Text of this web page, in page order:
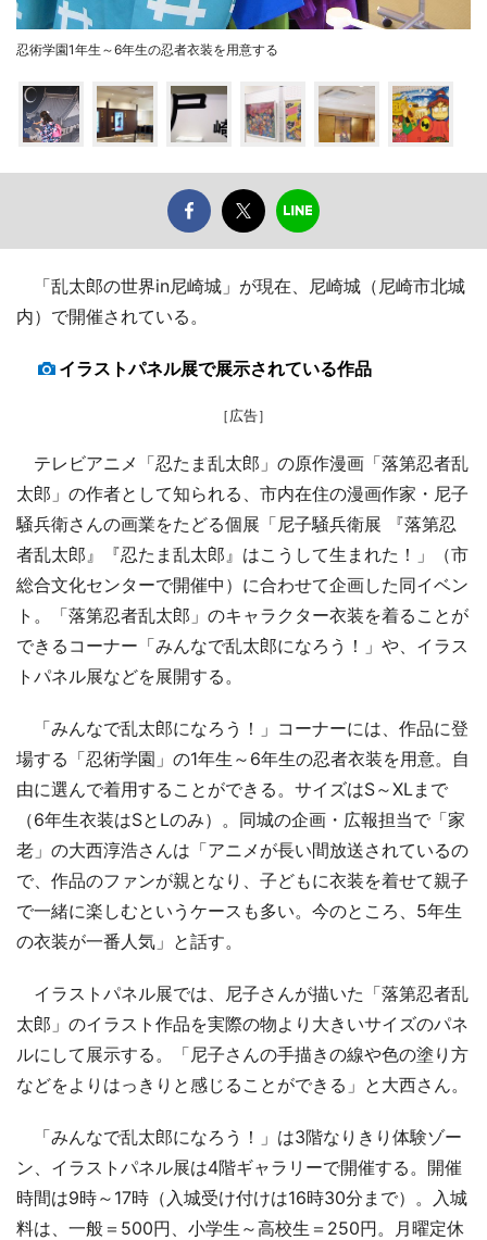
忍術学園1年生～6年生の忍者衣装を用意する
「乱太郎の世界in尼崎城」が現在、尼崎城（尼崎市北城
内）で開催されている。
イラストパネル展で展示されている作品
［広告］
テレビアニメ「忍たま乱太郎」の原作漫画「落第忍者乱
太郎」の作者として知られる、市内在住の漫画作家・尼子
騒兵衛さんの画業をたどる個展「尼子騒兵衛展 『落第忍
者乱太郎』『忍たま乱太郎』はこうして生まれた！」（市
総合文化センターで開催中）に合わせて企画した同イベン
ト。「落第忍者乱太郎」のキャラクター衣装を着ることが
できるコーナー「みんなで乱太郎になろう！」や、イラス
トパネル展などを展開する。
「みんなで乱太郎になろう！」コーナーには、作品に登
場する「忍術学園」の1年生～6年生の忍者衣装を用意。自
由に選んで着用することができる。サイズはS～XLまで
（6年生衣装はSとLのみ）。同城の企画・広報担当で「家
老」の大西淳浩さんは「アニメが長い間放送されているの
で、作品のファンが親となり、子どもに衣装を着せて親子
で一緒に楽しむというケースも多い。今のところ、5年生
の衣装が一番人気」と話す。
イラストパネル展では、尼子さんが描いた「落第忍者乱
太郎」のイラスト作品を実際の物より大きいサイズのパネ
ルにして展示する。「尼子さんの手描きの線や色の塗り方
などをよりはっきりと感じることができる」と大西さん。
「みんなで乱太郎になろう！」は3階なりきり体験ゾー
ン、イラストパネル展は4階ギャラリーで開催する。開催
時間は9時～17時（入城受け付けは16時30分まで）。入城
料は、一般＝500円、小学生～高校生＝250円。月曜定休